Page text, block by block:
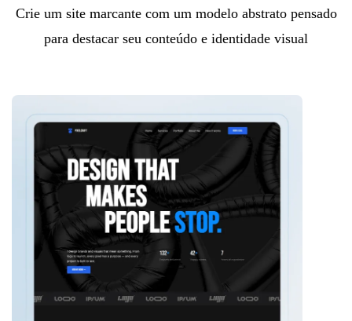
Crie um site marcante com um modelo abstrato pensado
para destacar seu conteúdo e identidade visual